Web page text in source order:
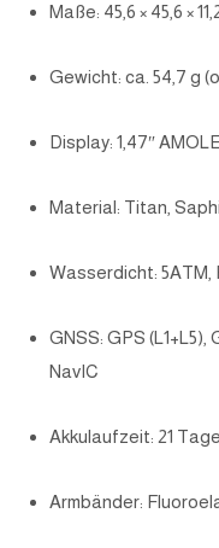
y
Maße: 45,6 × 45,6 ×
Gewicht: ca. 54,7 g
Display: 1,47″
Material: Titan,
Wasserdicht: 5ATM,
GNSS: GPS (L1+L5),
NavIC
Akkulaufzeit: 21
Armbänder: